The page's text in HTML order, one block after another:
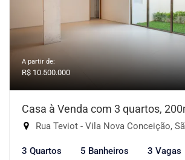
A partir de:
R$ 10.500.000
Casa à Venda com 3 quartos,
Rua Teviot - Vila Nova Conceição,
3 Quartos 5 Banheiros 3 Vagas